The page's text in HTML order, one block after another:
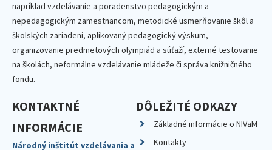
napríklad vzdelávanie a poradenstvo pedagogickým a
nepedagogickým zamestnancom, metodické usmerňovanie škôl a
školských zariadení, aplikovaný pedagogický výskum,
organizovanie predmetových olympiád a súťaží, externé testovanie
na školách, neformálne vzdelávanie mládeže či správa knižničného
fondu.
KONTAKTNÉ
INFORMÁCIE
Národný inštitút vzdelávania a
DÔLEŽITÉ ODKAZY
Základné informácie o NIVaM
Kontakty